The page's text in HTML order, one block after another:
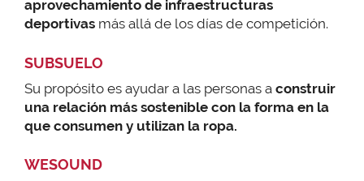
aprovechamiento de infraestructuras
deportivas más allá de los días de competición.
SUBSUELO
Su propósito es ayudar a las personas a construir
una relación más sostenible con la forma en la
que consumen y utilizan la ropa.
WESOUND